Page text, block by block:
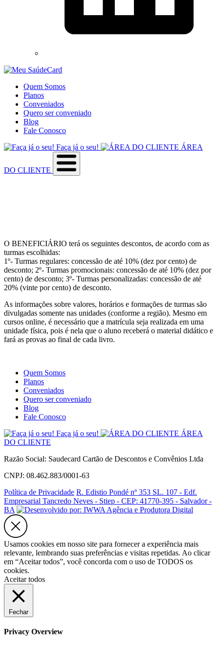
Quem Somos
Planos
Conveniados
Quero ser conveniado
Blog
Fale Conosco
Faça já o seu!
ÁREA
DO CLIENTE
O BENEFICIÁRIO terá os seguintes descontos, de acordo com as
turmas escolhidas:
1º- Turmas regulares: concessão de até 10% (dez por cento) de
desconto; 2º- Turmas promocionais: concessão de até 10% (dez por
cento) de desconto; 3º- Turmas personalizadas: concessão de até
20% (vinte por cento) de desconto.
As informações sobre valores, horários e formações de turmas são
divulgadas somente nas unidades (conforme a região). Mesmo em
cursos online, é necessário que a matrícula seja realizada em uma
unidade física, pois é nela que o aluno receberá o material didático e
fará as provas ao final de cada livro.
Quem Somos
Planos
Conveniados
Quero ser conveniado
Blog
Fale Conosco
Faça já o seu!
ÁREA
DO CLIENTE
Razão Social: Saudecard Cartão de Descontos e Convênios Ltda
CNPJ: 08.462.883/0001-63
Política de Privacidade R. Edistio Pondé nº 353 SL. 107 - Edf.
Empresarial Tancredo Neves - Stiep - CEP: 41770-395 - Salvador -
BA
Usamos cookies em nosso site para fornecer a experiência mais
relevante, lembrando suas preferências e visitas repetidas. Ao clicar
em “Aceitar todos”, você concorda com o uso de TODOS os
cookies.
Aceitar todos
Fechar
Privacy Overview